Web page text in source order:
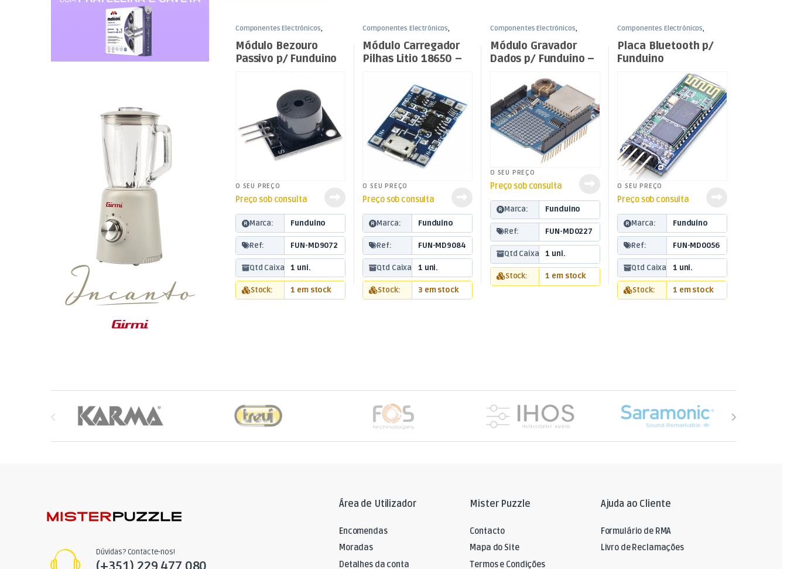
Componentes Electrónicos,
Módulo Bezouro
Passivo p/ Funduino
O SEU PREÇO
Preço sob consulta
Marca: Funduino
Ref: FUN-MD9072
Qtd Caixa: 1 uni.
Stock: 1 em stock
Componentes Electrónicos,
Módulo Carregador
Pilhas Litio 18650 –
O SEU PREÇO
Preço sob consulta
Marca: Funduino
Ref: FUN-MD9084
Qtd Caixa: 1 uni.
Stock: 3 em stock
Componentes Electrónicos,
Módulo Gravador
Dados p/ Funduino –
O SEU PREÇO
Preço sob consulta
Marca: Funduino
Ref: FUN-MD0227
Qtd Caixa: 1 uni.
Stock: 1 em stock
Componentes Electrónicos,
Placa Bluetooth p/
Funduino
UNO/MEGA2560
O SEU PREÇO
Preço sob consulta
Marca: Funduino
Ref: FUN-MD0056
Qtd Caixa: 1 uni.
Stock: 1 em stock
Dúvidas? Contacte-nos!
(+351) 229 477 080
Área de Utilizador
Encomendas
Moradas
Detalhes da conta
Mister Puzzle
Contacto
Mapa do Site
Termos e Condições
Ajuda ao Cliente
Formulário de RMA
Livro de Reclamações